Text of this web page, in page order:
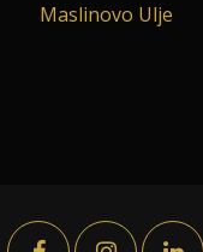
Maslinovo Ulje